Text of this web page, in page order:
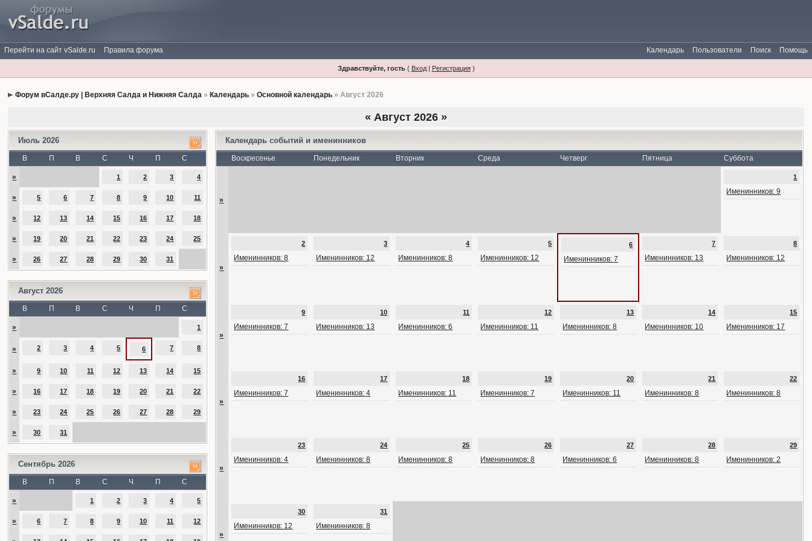
Перейти на сайт vSalde.ru Правила форума Помощь
Поиск
Пользователи
Календарь
Здравствуйте, гость( Вход| Регистрация)
Форум вСалде.ру | Верхняя Салда и Нижняя Салда » Календарь »Основной календарь » Август 2026
« Август 2026 »
Июль 2026
В П В С Ч П С
» 1 2 3 4
» 5 6 7 8 9 10 11
» 12 13 14 15 16 17 18
» 19 20 21 22 23 24 25
» 26 27 28 29 30 31
Август 2026
В П В С Ч П С
» 1
» 2 3 4 5 6 7 8
» 9 10 11 12 13 14 15
» 16 17 18 19 20 21 22
» 23 24 25 26 27 28 29
» 30 31
Сентябрь 2026
В П В С Ч П С
» 1 2 3 4 5
» 6 7 8 9 10 11 12
Календарь событий и именинников
Воскресенье Понедельник Вторник Среда Четверг Пятница Суббота
»
1
Именинников: 9
»
2
Именинников: 8
3
Именинников: 12
4
Именинников: 8
5
Именинников: 12
6
Именинников: 7
7
Именинников: 13
8
Именинников: 12
»
9
Именинников: 7
10
Именинников: 13
11
Именинников: 6
12
Именинников: 11
13
Именинников: 8
14
Именинников: 10
15
Именинников: 17
»
16
Именинников: 7
17
Именинников: 4
18
Именинников: 11
19
Именинников: 7
20
Именинников: 11
21
Именинников: 8
22
Именинников: 8
»
23
Именинников: 4
24
Именинников: 8
25
Именинников: 8
26
Именинников: 8
27
Именинников: 6
28
Именинников: 8
29
Именинников: 2
»
30
Именинников: 12
31
Именинников: 8